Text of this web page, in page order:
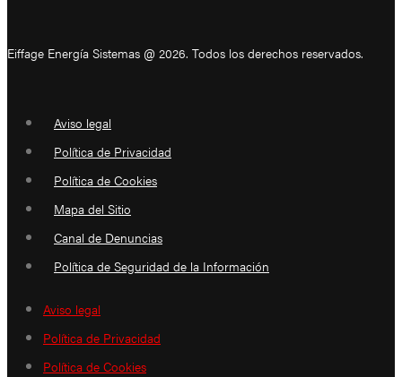
Eiffage Energía Sistemas @ 2026. Todos los derechos reservados.
Aviso legal
Política de Privacidad
Política de Cookies
Mapa del Sitio
Canal de Denuncias
Política de Seguridad de la Información
Aviso legal
Política de Privacidad
Política de Cookies